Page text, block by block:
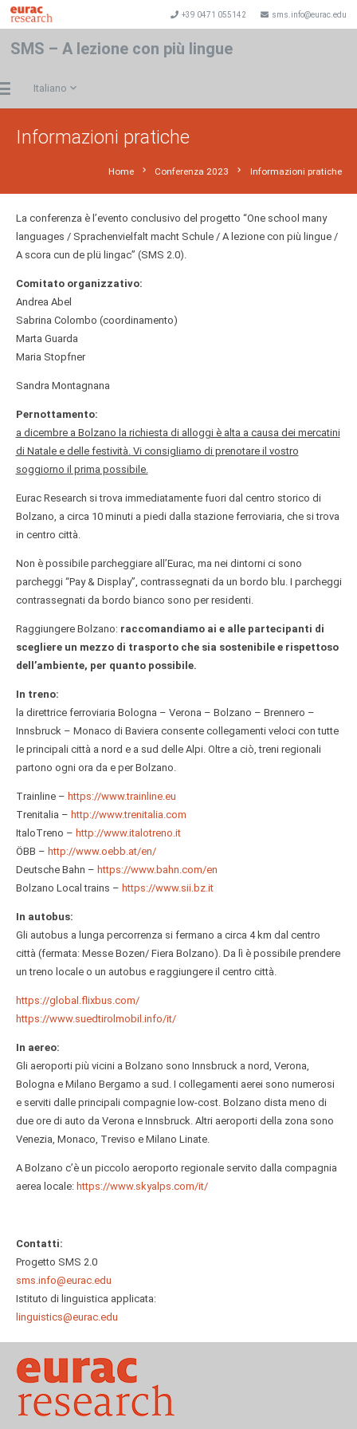
+39 0471 055142 sms.info@eurac.edu
SMS – A lezione con più lingue
Italiano
Informazioni pratiche
Home chevron_right Conferenza 2023 chevron_right Informazioni pratiche
La conferenza è l’evento conclusivo del progetto “One school many
languages / Sprachenvielfalt macht Schule / A lezione con più lingue /
A scora cun de plü lingac” (SMS 2.0).
Comitato organizzativo:
Andrea Abel
Sabrina Colombo (coordinamento)
Marta Guarda
Maria Stopfner
Sandra Montagnana
Pernottamento:
a dicembre a Bolzano la richiesta di alloggi è alta a causa dei mercatini
di Natale e delle festività. Vi consigliamo di prenotare il vostro
soggiorno il prima possibile.
Eurac Research si trova immediatamente fuori dal centro storico di
Bolzano, a circa 10 minuti a piedi dalla stazione ferroviaria, che si trova
in centro città.
Non è possibile parcheggiare all’Eurac, ma nei dintorni ci sono
parcheggi “Pay & Display”, contrassegnati da un bordo blu. I parcheggi
contrassegnati da bordo bianco sono per residenti.
Raggiungere Bolzano: raccomandiamo ai e alle partecipanti di
scegliere un mezzo di trasporto che sia sostenibile e rispettoso
dell’ambiente, per quanto possibile.
In treno:
la direttrice ferroviaria Bologna – Verona – Bolzano – Brennero –
Innsbruck – Monaco di Baviera consente collegamenti veloci con tutte
le principali città a nord e a sud delle Alpi. Oltre a ciò, treni regionali
partono ogni ora da e per Bolzano.
Trainline – https://www.trainline.eu
Trenitalia – http://www.trenitalia.com
ItaloTreno – http://www.italotreno.it
ÖBB – http://www.oebb.at/en/
Deutsche Bahn – https://www.bahn.com/en
Bolzano Local trains – https://www.sii.bz.it
In autobus:
Gli autobus a lunga percorrenza si fermano a circa 4 km dal centro
città (fermata: Messe Bozen/ Fiera Bolzano). Da lì è possibile prendere
un treno locale o un autobus e raggiungere il centro città.
https://global.flixbus.com/
https://www.suedtirolmobil.info/it/
In aereo:
Gli aeroporti più vicini a Bolzano sono Innsbruck a nord, Verona,
Bologna e Milano Bergamo a sud. I collegamenti aerei sono numerosi
e serviti dalle principali compagnie low-cost. Bolzano dista meno di
due ore di auto da Verona e Innsbruck. Altri aeroporti della zona sono
Venezia, Monaco, Treviso e Milano Linate.
A Bolzano c’è un piccolo aeroporto regionale servito dalla compagnia
aerea locale: https://www.skyalps.com/it/
Contatti:
Progetto SMS 2.0
sms.info@eurac.edu
Istituto di linguistica applicata:
linguistics@eurac.edu